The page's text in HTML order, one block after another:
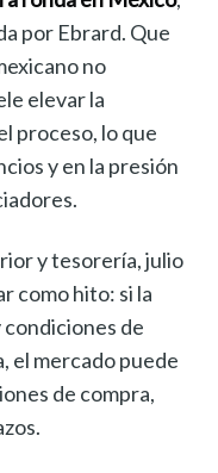
por Ebrard. Que
no
elevar la
proceso, lo que
y en la presión
y tesorería, julio
como hito: si la
de
el mercado puede
de compra,